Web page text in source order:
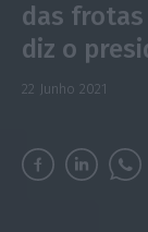
das
diz o
22 Junho 2021